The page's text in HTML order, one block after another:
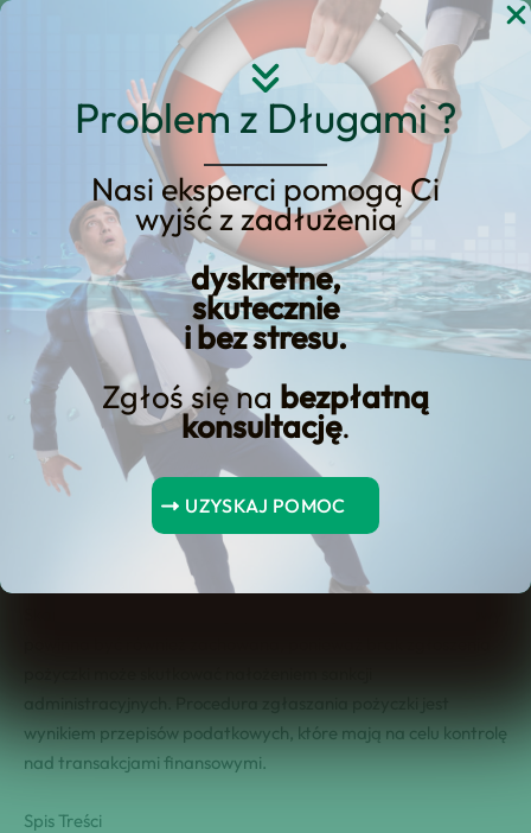
Problem z Długami ?
Nasi eksperci pomogą Ci
wyjść z zadłużenia
dyskretne,
skutecznie
i bez stresu.
Zgłoś się na bezpłatną
konsultację.
UZYSKAJ POMOC
Przejdź
Dowiedz się, jak uniknąć
sankcji i prawidłowo
zgłosić umowę pożyczki!
Zgłoszenie umowy pożyczki do​ urzędu skarbowego jest
obowiązkiem ⁣pożyczkodawcy w przypadku udzielenia
pożyczki o wartości przekraczającej ⁣⁣5000 złotych. ⁢Działanie
⁤to musi zostać podjęte w ciągu 7 dni od⁣⁣ udzielenia pożyczki‍
poprzez złożenie odpowiedniej deklaracji w Urzędzie⁤
wynikiem przepisów podatkowych, które mają na celu kontrolę
nad transakcjami finansowymi.
Spis Treści